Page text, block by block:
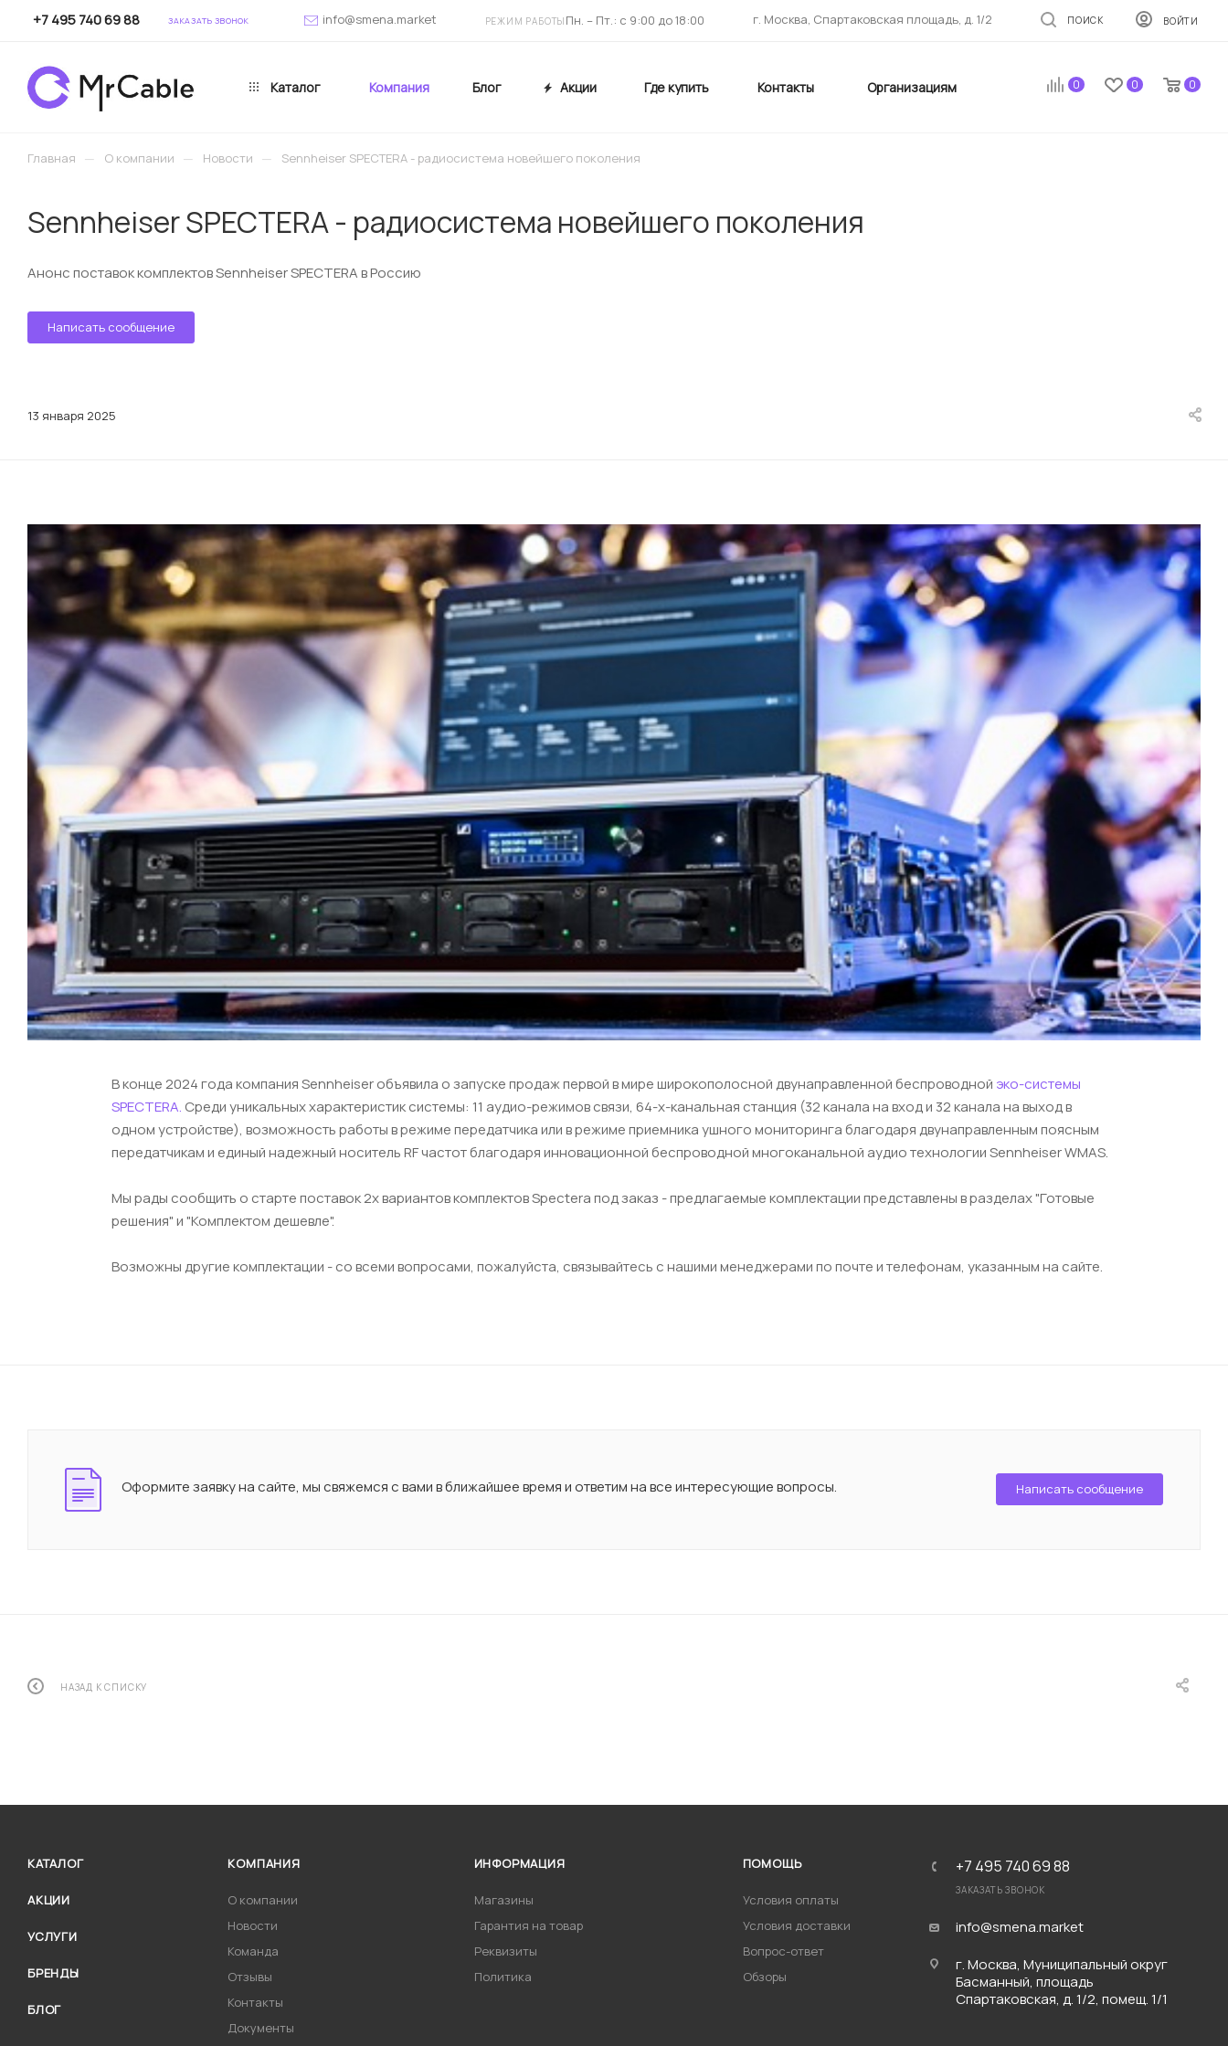
+7 495 740 69 88 ЗАКАЗАТЬ ЗВОНОК info@smena.market РЕЖИМ РАБОТЫ Пн. – Пт.: с 9:00 до 18:00 г. Москва, Спартаковская площадь, д. 1/2 ВОЙТИ
ПОИСК
0 0 0
Каталог Компания Блог Акции Где купить Контакты Организациям
Главная — О компании — Новости — Sennheiser SPECTERA - радиосистема новейшего поколения
Sennheiser SPECTERA - радиосистема новейшего поколения
Анонс поставок комплектов Sennheiser SPECTERA в Россию
Написать сообщение
13 января 2025
В конце 2024 года компания Sennheiser объявила о запуске продаж первой в мире широкополосной двунаправленной беспроводной эко-системы
SPECTERA. Среди уникальных характеристик системы: 11 аудио-режимов связи, 64-х-канальная станция (32 канала на вход и 32 канала на выход в
одном устройстве), возможность работы в режиме передатчика или в режиме приемника ушного мониторинга благодаря двунаправленным поясным
передатчикам и единый надежный носитель RF частот благодаря инновационной беспроводной многоканальной аудио технологии Sennheiser WMAS.
Мы рады сообщить о старте поставок 2х вариантов комплектов Spectera под заказ - предлагаемые комплектации представлены в разделах "Готовые
решения" и "Комплектом дешевле".
Возможны другие комплектации - со всеми вопросами, пожалуйста, связывайтесь с нашими менеджерами по почте и телефонам, указанным на сайте.
Оформите заявку на сайте, мы свяжемся с вами в ближайшее время и ответим на все интересующие вопросы. Написать сообщение
НАЗАД К СПИСКУ
КАТАЛОГ
АКЦИИ
УСЛУГИ
БРЕНДЫ
БЛОГ
КОМПАНИЯ
О компании
Новости
Команда
Отзывы
Контакты
Документы
ИНФОРМАЦИЯ
Магазины
Гарантия на товар
Реквизиты
Политика
ПОМОЩЬ
Условия оплаты
Условия доставки
Вопрос-ответ
Обзоры
+7 495 740 69 88
ЗАКАЗАТЬ ЗВОНОК
info@smena.market
г. Москва, Муниципальный округ
Басманный, площадь
Спартаковская, д. 1/2, помещ. 1/1